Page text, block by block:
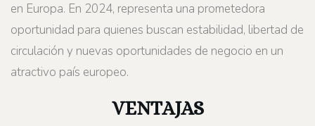
en Europa. En 2024, representa una prometedora
oportunidad para quienes buscan estabilidad, libertad de
circulación y nuevas oportunidades de negocio en un
atractivo país europeo.
VENTAJAS